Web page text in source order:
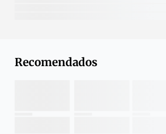
Recomendados